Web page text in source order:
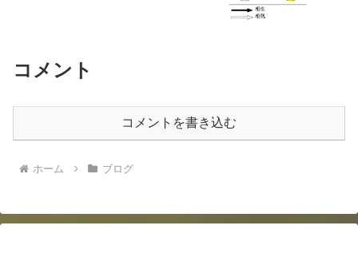
コメント
コメントを書き込む
ホーム ブログ